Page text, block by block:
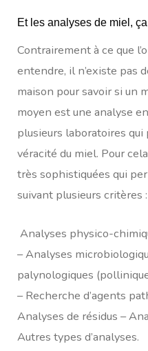
Et les analyses de miel,
Contrairement à ce que
entendre, il n’existe pas
maison pour savoir si un
moyen est une analyse
plusieurs laboratoires
véracité du miel. Pour
très sophistiquées qui
suivant plusieurs critères :
Analyses physico-
– Analyses
palynologiques
– Recherche d’agents
Analyses de résidus –
Autres types d’analyses.